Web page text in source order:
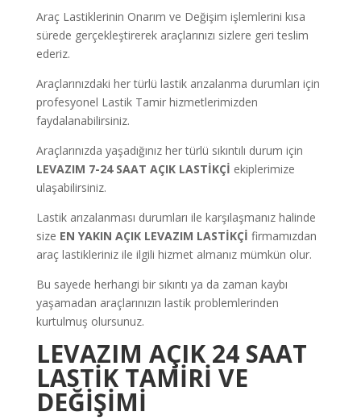
Araç Lastiklerinin Onarım ve Değişim işlemlerini kısa
sürede gerçekleştirerek araçlarınızı sizlere geri teslim
ederiz.
Araçlarınızdaki her türlü lastik arızalanma durumları için
profesyonel Lastik Tamir hizmetlerimizden
faydalanabilirsiniz.
Araçlarınızda yaşadığınız her türlü sıkıntılı durum için
LEVAZIM 7-24 SAAT AÇIK LASTİKÇİ ekiplerimize
ulaşabilirsiniz.
Lastik arızalanması durumları ile karşılaşmanız halinde
size EN YAKIN AÇIK LEVAZIM LASTİKÇİ firmamızdan
araç lastikleriniz ile ilgili hizmet almanız mümkün olur.
Bu sayede herhangi bir sıkıntı ya da zaman kaybı
yaşamadan araçlarınızın lastik problemlerinden
kurtulmuş olursunuz.
LEVAZIM AÇIK 24 SAAT
LASTİK TAMİRİ VE
DEĞİŞİMİ